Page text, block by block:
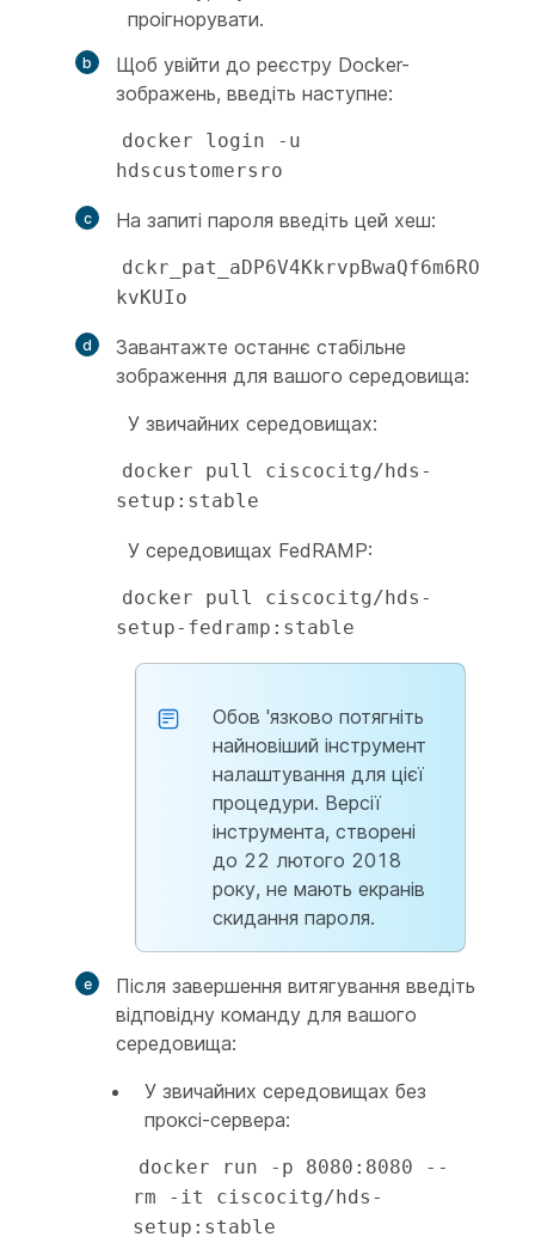
проігнорувати.
Щоб увійти до реєстру Docker-
зображень, введіть наступне:
docker login -u
hdscustomersro
На запиті пароля введіть цей хеш:
dckr_pat_aDP6V4KkrvpBwaQf6m6RO
kvKUIo
Завантажте останнє стабільне
зображення для вашого середовища:
У звичайних середовищах:
docker pull ciscocitg/hds-
setup:stable
У середовищах FedRAMP:
docker pull ciscocitg/hds-
setup-fedramp:stable
Обов 'язково потягніть
найновіший інструмент
налаштування для цієї
процедури. Версії
інструмента, створені
до 22 лютого 2018
року, не мають екранів
скидання пароля.
Після завершення витягування введіть
відповідну команду для вашого
середовища:
У звичайних середовищах без
проксі-сервера:
docker run -p 8080:8080 --
rm -it ciscocitg/hds-
setup:stable